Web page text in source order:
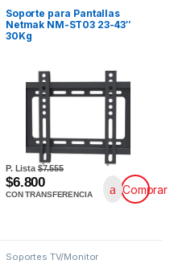
Soporte para Pantallas
Netmak NM-ST03 23-43″
30Kg
P. Lista$7.555
$6.800
CON TRANSFERENCIA Comprar
Soportes TV/Monitor